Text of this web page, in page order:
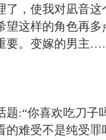
了，使我对凪音
望这样的角色再
要。变嫁的男主
题:“你喜欢吃刀子
的难受不是纯受